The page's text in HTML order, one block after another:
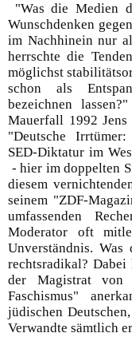
"Was die Medien
Wunschdenken
im Nachhinein nur
herrschte die
möglichst
schon als
bezeichnen
Mauerfall 1992
"Deutsche
SED-Diktatur im
- hier im doppelten
diesem
seinem "ZDF-
umfassenden
Moderator oft
Unverständnis.
rechtsradikal?
der Magistrat von
Faschismus"
jüdischen
Verwandte sämtlich